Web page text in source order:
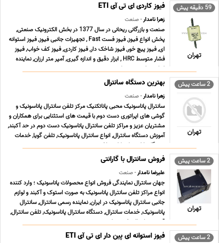
59 دقیقه پیش
تهران
فیوز کاردی ای تی آی ETI
زهرا نامدار- صنعت
صنعت و بازرگانی ریحانی در سال 1377 در بخش الکترونیک صنعتی,
پخش انواع فیوز, فیوز فست Fast , تجهیزات جانبی فیوز, فیوز استوانه
ای, فیوز پیچ خور, فیوز شاخک دار, فیوز کاردی, فیوز کف خواب, فیوز
فشار متوسط HRC , ابزار دقیق و اندازه گیری, آمپر متر ارزان, نماینده
اینکودر, اینورتر, ‎پروژکت ... ...
2 ساعت پیش
تهران
بهترین دستگاه سانترال
زهرا نامدار- صنعت
سانترال پاناسونیک محبی پاناتکنیک مرکز تلفن سانترال پاناسونیک و
گوشی های اپراتوری دست دوم با قیمت های استثنایی برای همکاران و
مشتریان عزیز و مراکز تلفن سانترال پاناسونیک دست دوم در حد آکبند,
آموزش دستگاه سانترال, انواع سانترال پاناسونیک, تلفن گویا, خدمات
دستگاه پاناسونیک, کارت تلف ... ...
2 ساعت پیش
تهران
فروش سانترال با گارانتی
علیرضا نامدار- صنعت
جهان سانترال نمایندگی فروش انواع محصولات پاناسونیک ؛ وارد کننده
انواع مراکز تلفن سانترال پاناسونیک به صورت استوک و آکبند و لوازم
جانبی سانترال پاناسونیک در ایران, نماینده رسمی سانترال, سانترال
پاناسونیک, خدمات سانترال, دستگاه سانترال پاناسونیک, تلفن سانترال,
قیمت سانترال, خرید سا ... ...
2 ساعت پیش فیوز استوانه ای پین دار ای تی آی ETI